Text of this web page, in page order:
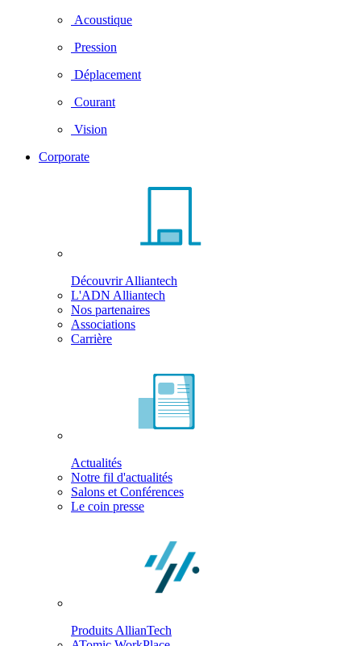
Acoustique
Pression
Déplacement
Courant
Vision
Corporate
Découvrir Alliantech
L'ADN Alliantech
Nos partenaires
Associations
Carrière
Actualités
Notre fil d'actualités
Salons et Conférences
Le coin presse
Produits AllianTech